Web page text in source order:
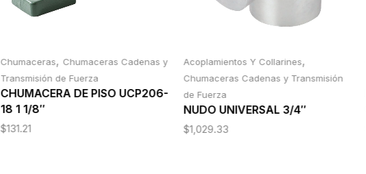
Chumaceras, Chumaceras Cadenas y
Transmisión de Fuerza
CHUMACERA DE PISO UCP206-
18 1 1/8″
$131.21
Acoplamientos Y Collarines,
Chumaceras Cadenas y Transmisión
de Fuerza
NUDO UNIVERSAL 3/4″
$1,029.33